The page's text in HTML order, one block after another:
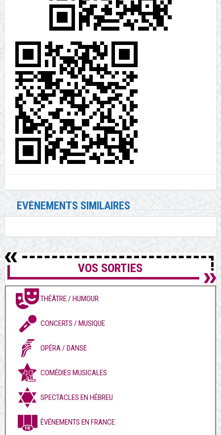
EVÉNEMENTS SIMILAIRES
VOS SORTIES
THÉÂTRE / HUMOUR
CONCERTS / MUSIQUE
OPÉRA / DANSE
COMÉDIES MUSICALES
SPECTACLES EN HÉBREU
ÉVÉNEMENTS EN FRANCE